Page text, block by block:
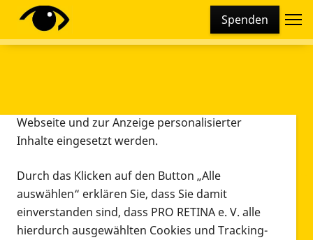
Spenden
Diese Webseite setzt verschiedene Cookies und
Tracking-Tools ein. Dies beinhaltet Cookies und
Webseite und zur Anzeige personalisierter
Inhalte eingesetzt werden.
Durch das Klicken auf den Button „Alle
auswählen“ erklären Sie, dass Sie damit
einverstanden sind, dass PRO RETINA e. V. alle
hierdurch ausgewählten Cookies und Tracking-